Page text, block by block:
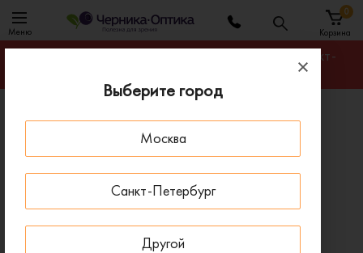
Выберите город
Москва
Санкт-Петербург
Другой
Меню Корзина
0
Гарантируем лучшую цену на любую оправу в Санкт-
Главная
Солнцезащитные очки
Солнцезащитные очки Ray-Ban RB 4147 601/32
ПОД ЗАКАЗ